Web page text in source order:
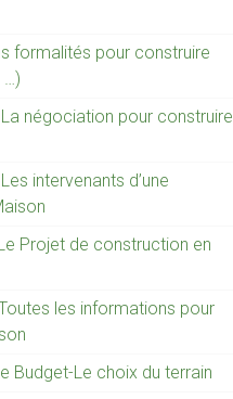
formalités pour construire
…)
négociation pour construire
intervenants d’une
Projet de construction en
les informations pour
Budget-Le choix du terrain